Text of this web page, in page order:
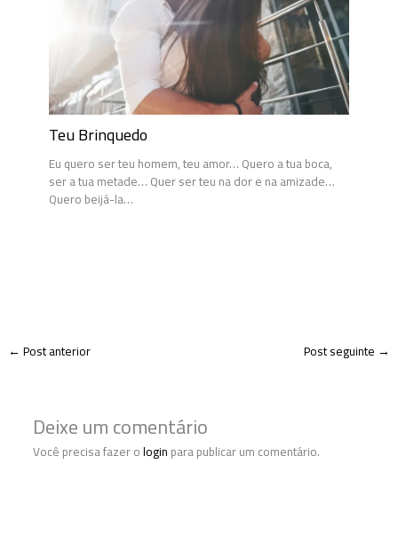
Teu Brinquedo
Eu quero ser teu homem, teu amor… Quero a tua boca,
ser a tua metade… Quer ser teu na dor e na amizade…
Quero beijá-la…
←Post anterior Post seguinte →
Deixe um comentário
Você precisa fazer ologinpara publicar um comentário.